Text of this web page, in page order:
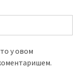
у овом